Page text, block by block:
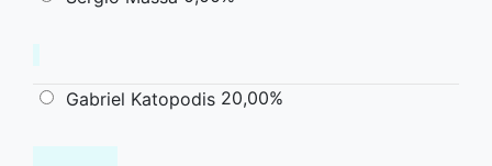
Gabriel Katopodis 20,00%